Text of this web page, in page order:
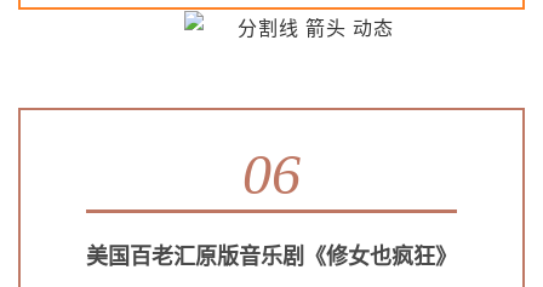
06
美国百老汇原版音乐剧《修女也疯狂》